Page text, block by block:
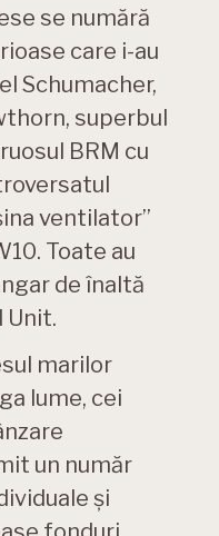
se numără
care i-au
Schumacher,
superbul
BRM cu
ventilator”
Toate au
de înaltă
Unit.
marilor
lume, cei
un număr
și